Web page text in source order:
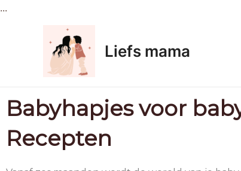
...
Liefs mama
Babyhapjes voor
Recepten